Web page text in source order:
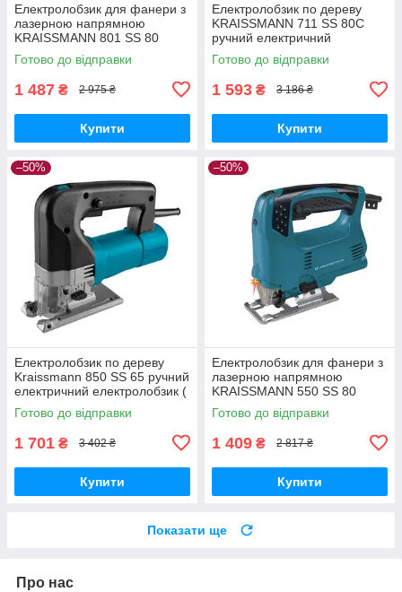
Електролобзик для фанери з
лазерною напрямною
KRAISSMANN 801 SS 80
Ручний мережевий лобзик
Готово до відправки
1 487 ₴ 2 975 ₴
Купити
Електролобзик по дереву
KRAISSMANN 711 SS 80С
ручний електричний
електролобзик ( КЕЙС )
Готово до відправки
1 593 ₴ 3 186 ₴
Купити
–50%
Електролобзик по дереву
Kraissmann 850 SS 65 ручний
електричний електролобзик (
КЕЙС )
Готово до відправки
1 701 ₴ 3 402 ₴
Купити
–50%
Електролобзик для фанери з
лазерною напрямною
KRAISSMANN 550 SS 80
Ручний мережевий лобзик
Готово до відправки
1 409 ₴ 2 817 ₴
Купити
Показати ще
Про нас